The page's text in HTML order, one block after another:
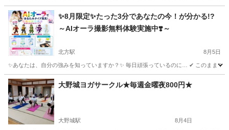
福岡 北九州市 下曽根駅 ヨガ オーラ
✨8月限定✨たった3分であなたの今！が分かる!?
～AIオーラ撮影無料体験実施中❣️～
北方駅 8月5日
✨あなたは、自分の強みを知っていますか？✨ 毎日頑張っているのに… ✔ このまま
福岡 北九州市 北方駅 オーラ
大野城ヨガサークル★毎週金曜夜800円★
大野城駅 8月4日